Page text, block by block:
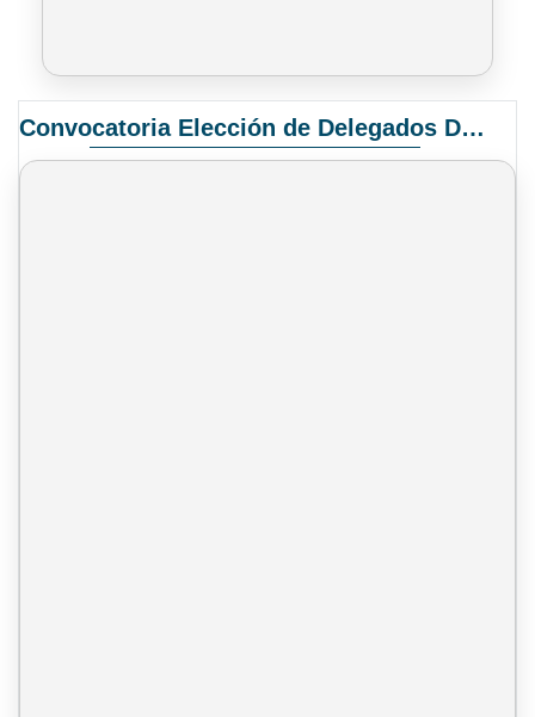
Convocatoria Elección de Delegados Docentes para el XIV Congreso Nacional de Universidades